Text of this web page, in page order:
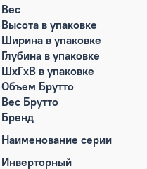
Вес
Высота в упаковке
Ширина в упаковке
Глубина в упаковке
ШxГxВ в упаковке
Объем Брутто
Вес Брутто
Бренд
Наименование серии
Инверторный